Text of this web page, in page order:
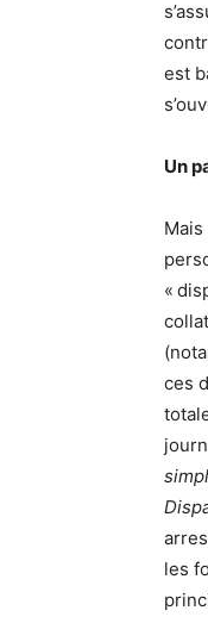
est
Un
Mais
«
ces
les